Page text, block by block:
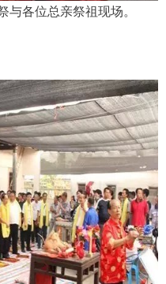
各位总亲祭祖现场。